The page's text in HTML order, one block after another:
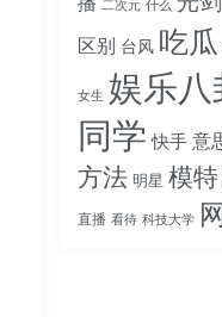
二次元 什么
区别 台风 吃瓜
女生 娱乐
同学 快手意
方法 明星 模特
直播 看待 科技大学